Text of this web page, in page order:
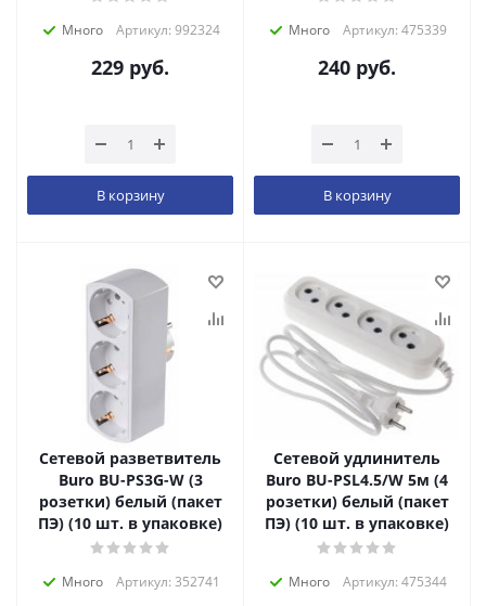
Много Артикул: 992324
229 руб.
В корзину
Много Артикул: 475339
240 руб.
В корзину
Сетевой разветвитель
Buro BU-PS3G-W (3
розетки) белый (пакет
ПЭ) (10 шт. в упаковке)
Много Артикул: 352741
Сетевой удлинитель
Buro BU-PSL4.5/W 5м (4
розетки) белый (пакет
ПЭ) (10 шт. в упаковке)
Много Артикул: 475344